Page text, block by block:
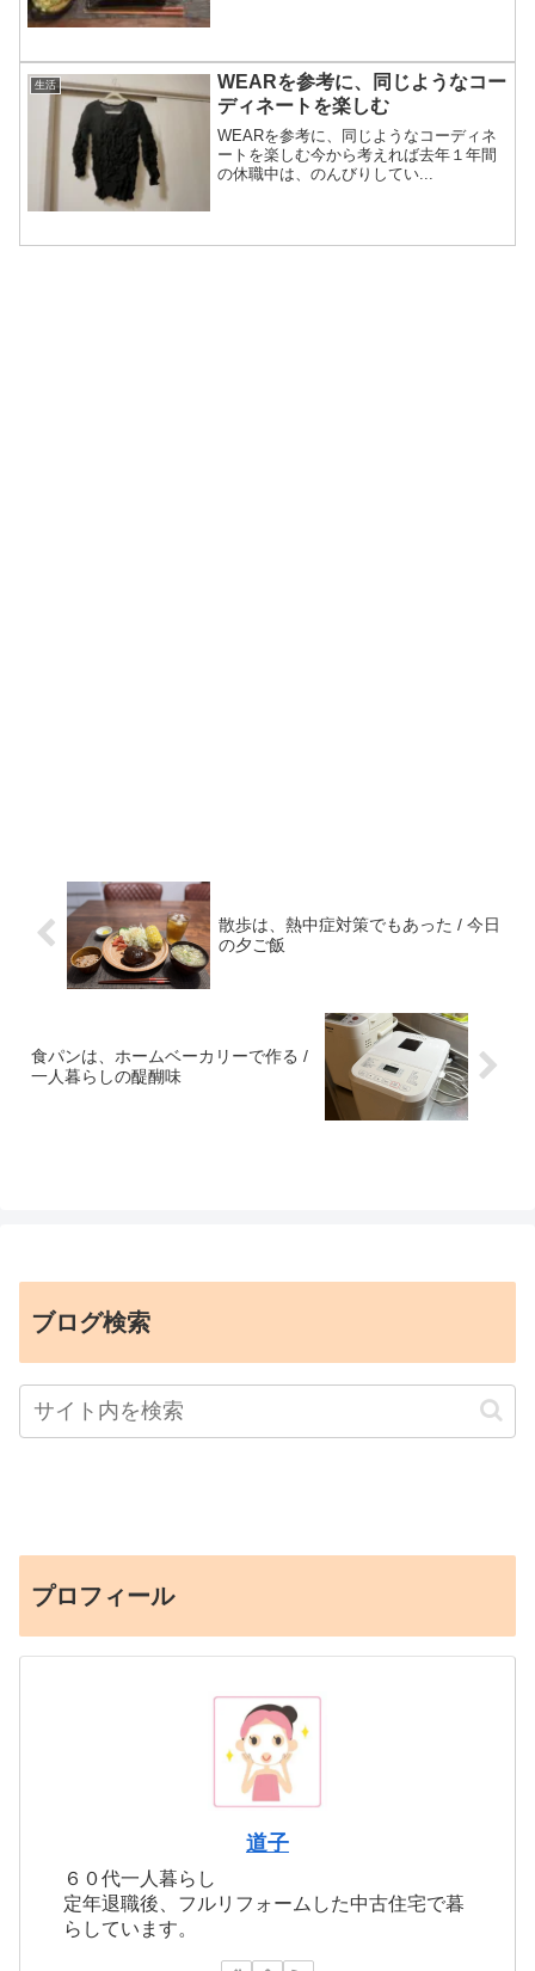
生活
WEARを参考に、同じようなコー
ディネートを楽しむ
WEARを参考に、同じようなコーディネ
ートを楽しむ今から考えれば去年１年間
の休職中は、のんびりしてい...
散歩は、熱中症対策でもあった / 今日
の夕ご飯
食パンは、ホームベーカリーで作る /
一人暮らしの醍醐味
ブログ検索
プロフィール
道子
６０代一人暮らし
定年退職後、フルリフォームした中古住宅で暮
らしています。